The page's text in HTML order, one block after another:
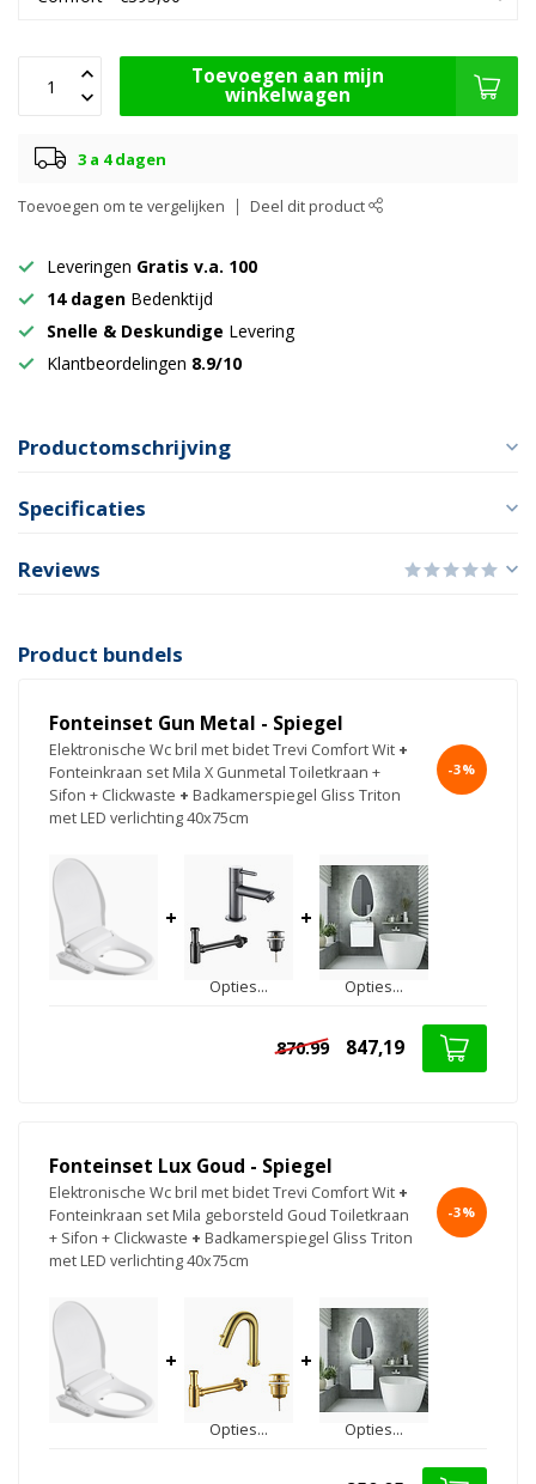
Toevoegen aan mijn
winkelwagen
3 a 4 dagen
Toevoegen om te vergelijken Deel dit product
Leveringen Gratis v.a. 100
14 dagen Bedenktijd
Snelle & Deskundige Levering
Klantbeordelingen 8.9/10
Productomschrijving
Specificaties
Reviews
Product bundels
Fonteinset Gun Metal - Spiegel
Elektronische Wc bril met bidet Trevi Comfort Wit +
Fonteinkraan set Mila X Gunmetal Toiletkraan +
Sifon + Clickwaste + Badkamerspiegel Gliss Triton
met LED verlichting 40x75cm
-3%
+
Opties...
+
Opties...
870.99 847,19
Fonteinset Lux Goud - Spiegel
Elektronische Wc bril met bidet Trevi Comfort Wit +
Fonteinkraan set Mila geborsteld Goud Toiletkraan
+ Sifon + Clickwaste + Badkamerspiegel Gliss Triton
met LED verlichting 40x75cm
-3%
+
Opties...
+
Opties...